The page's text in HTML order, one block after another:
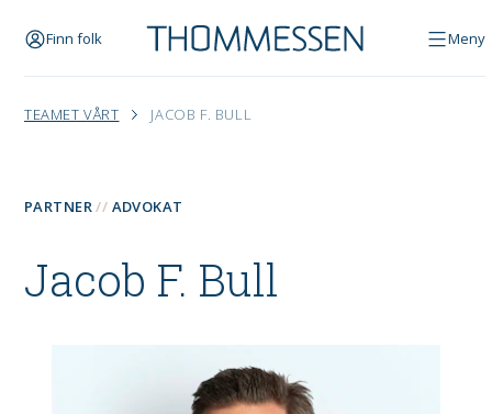
Finn folk Meny
TEAMET VÅRT JACOB F. BULL
Jacob F. Bull
PARTNER ADVOKAT